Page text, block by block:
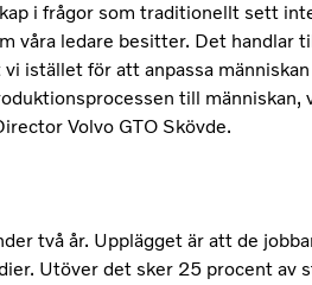
i frågor som traditionellt sett
våra ledare besitter. Det handlar
istället för att anpassa
till människan,
Volvo GTO Skövde.
två år. Upplägget är att de
Utöver det sker 25 procent av